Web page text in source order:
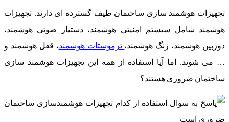
تجهیزات هوشمند سازی ساختمان طیف گسترده ای دارند. تجهیزات
هوشمند شامل سیستم امنیتی هوشمند، دستیار صوتی هوشمند،
دوربین هوشمند، زنگ هوشمند، ترموستات هوشمند، قفل هوشمند و
… می شوند. اما آیا استفاده از همه این تجهیزات هوشمند سازی
ساختمان ضروری هستند؟